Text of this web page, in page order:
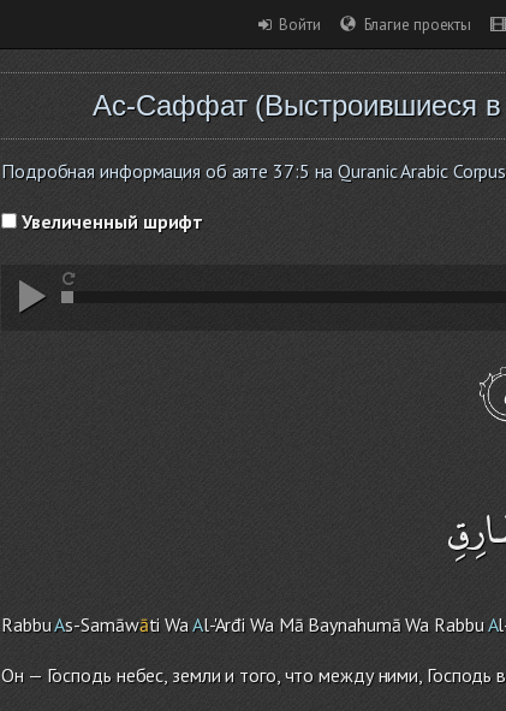
Войти Благие проекты
Ас-Саффат (Выстроившиеся
Подробная информация об аяте 37:5 на Quranic Arabic Corpus
Увеличенный шрифт
RabbuAs-Samāwāti WaAl-'Arđi Wa Mā Baynahumā Wa RabbuA
Он — Господь небес, земли и того, что между ними, Господь